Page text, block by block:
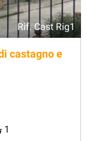
Rif.Cast Rig1
castagno e
1